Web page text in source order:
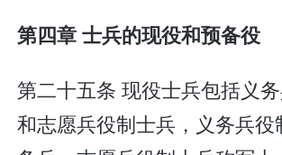
第四章 士兵的现役和预备役
第二十五条 现役士兵包括义
和志愿兵役制士兵，义务兵役